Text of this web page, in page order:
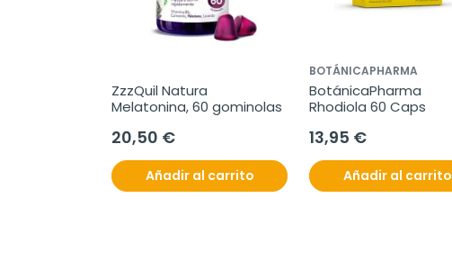
ZzzQuil Natura
Melatonina, 60 gominolas
20,50 €
Añadir al carrito
BOTÁNICAPHARMA
BotánicaPharma
Rhodiola 60 Caps
13,95 €
Añadir al carrito